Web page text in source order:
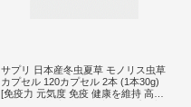
サプリ 日本産冬虫夏草 モノリス虫草
カプセル 120カプセル 2本 (1本30g)
[免疫力 元気度 免疫 健康を維持 高め